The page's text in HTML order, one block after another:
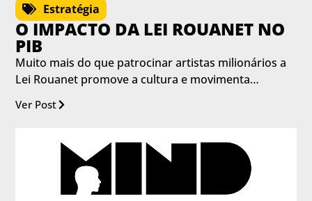
Estratégia
O IMPACTO DA LEI ROUANET NO
PIB
Muito mais do que patrocinar artistas milionários a
Lei Rouanet promove a cultura e movimenta…
Ver Post